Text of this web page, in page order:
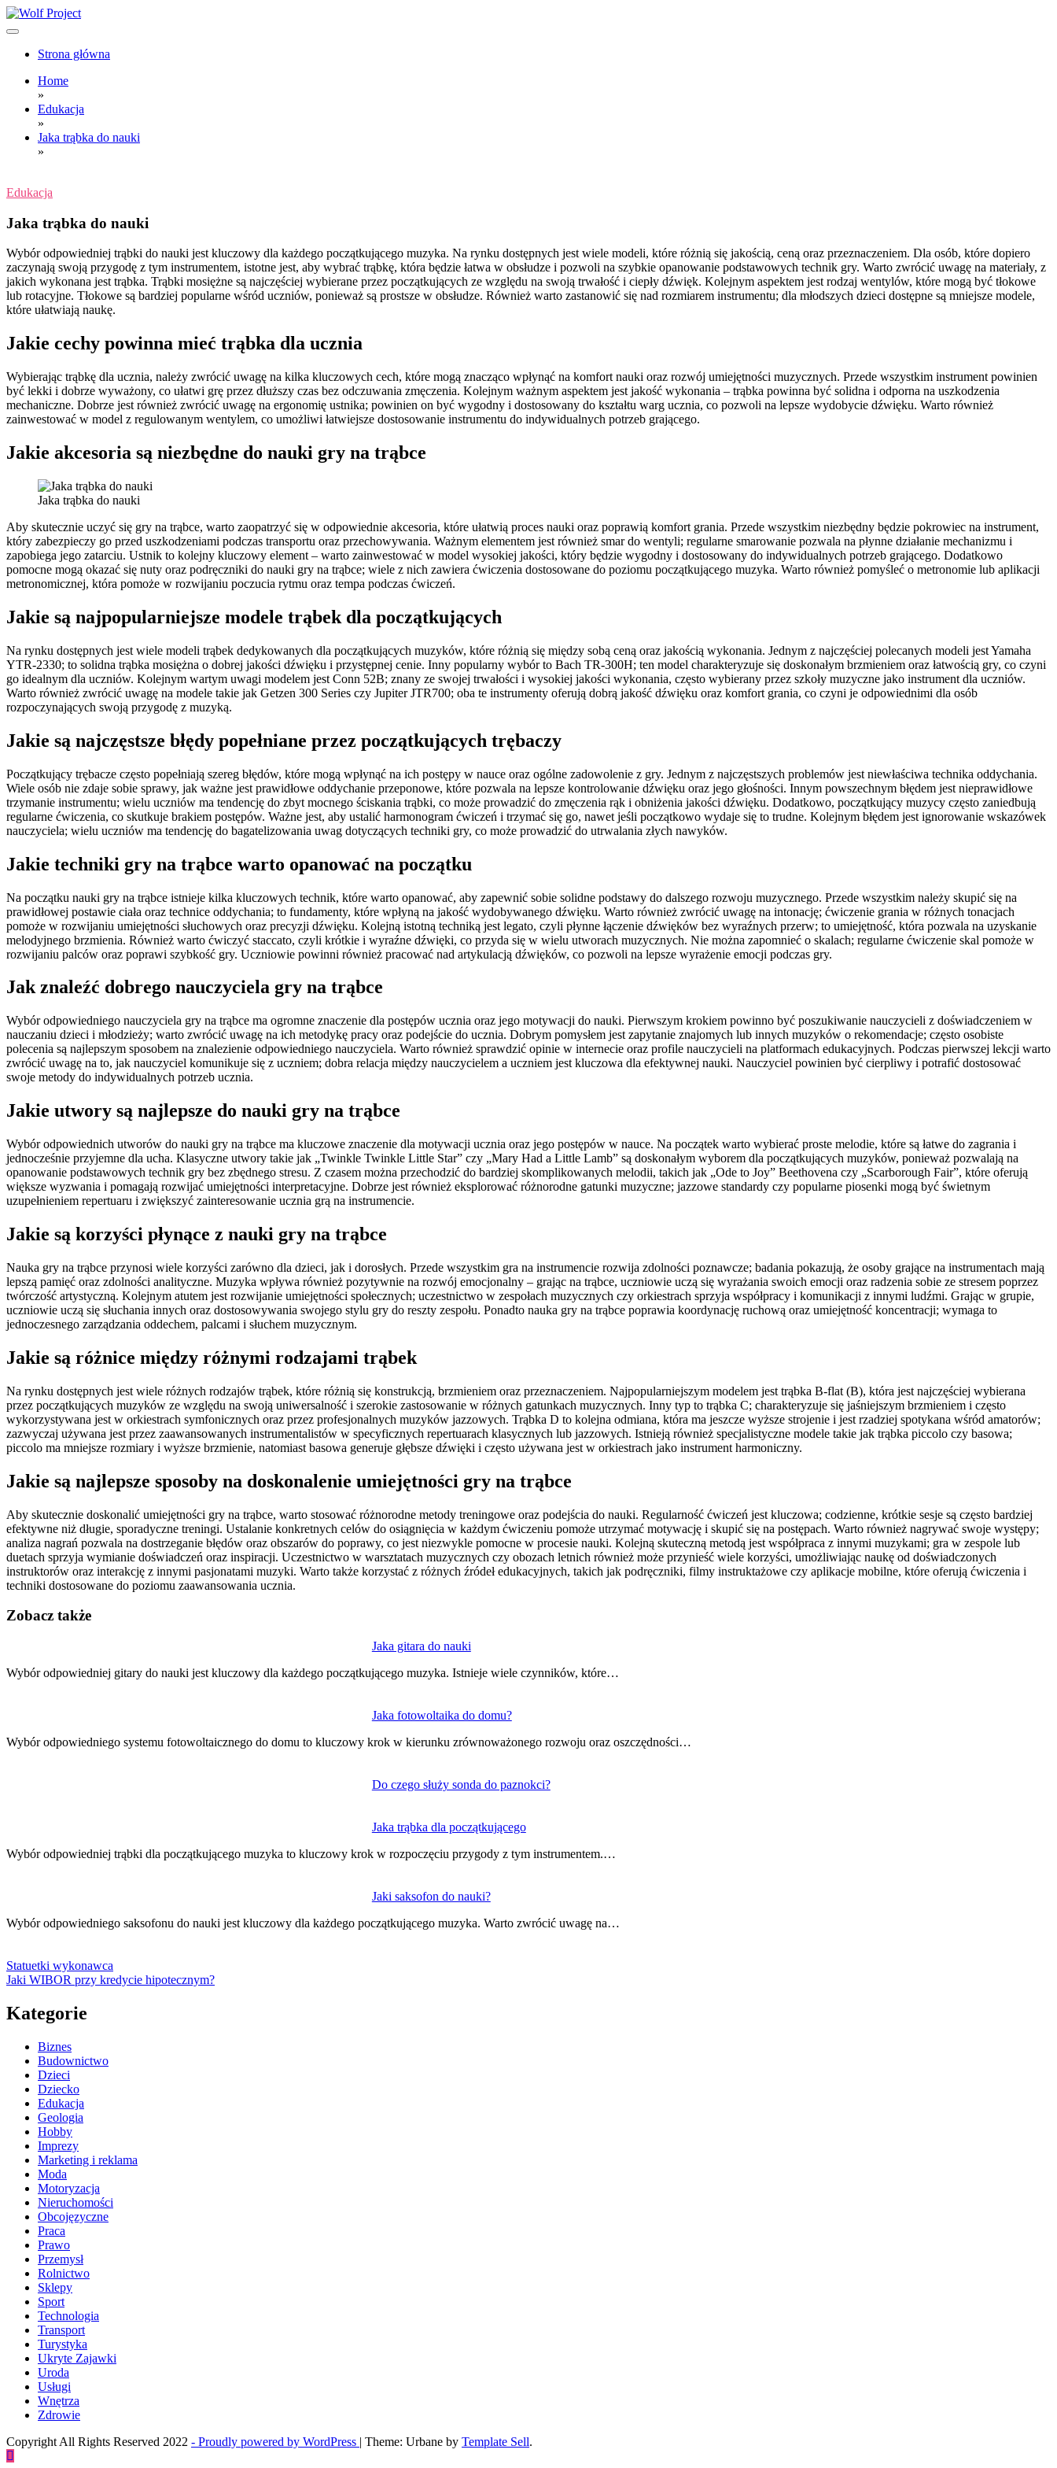
Skip
to
Wolf Project
Strona główna
Home
»
Edukacja
»
Jaka trąbka do nauki
»
Edukacja
Jaka trąbka do nauki
Wybór odpowiedniej trąbki do nauki jest kluczowy dla każdego początkującego muzyka. Na rynku dostępnych jest wiele modeli, które różnią się jakością, ceną oraz przeznaczeniem. Dla osób, które dopiero
zaczynają swoją przygodę z tym instrumentem, istotne jest, aby wybrać trąbkę, która będzie łatwa w obsłudze i pozwoli na szybkie opanowanie podstawowych technik gry. Warto zwrócić uwagę na materiały, z
jakich wykonana jest trąbka. Trąbki mosiężne są najczęściej wybierane przez początkujących ze względu na swoją trwałość i ciepły dźwięk. Kolejnym aspektem jest rodzaj wentylów, które mogą być tłokowe
lub rotacyjne. Tłokowe są bardziej popularne wśród uczniów, ponieważ są prostsze w obsłudze. Również warto zastanowić się nad rozmiarem instrumentu; dla młodszych dzieci dostępne są mniejsze modele,
które ułatwiają naukę.
Jakie cechy powinna mieć trąbka dla ucznia
Wybierając trąbkę dla ucznia, należy zwrócić uwagę na kilka kluczowych cech, które mogą znacząco wpłynąć na komfort nauki oraz rozwój umiejętności muzycznych. Przede wszystkim instrument powinien
być lekki i dobrze wyważony, co ułatwi grę przez dłuższy czas bez odczuwania zmęczenia. Kolejnym ważnym aspektem jest jakość wykonania – trąbka powinna być solidna i odporna na uszkodzenia
mechaniczne. Dobrze jest również zwrócić uwagę na ergonomię ustnika; powinien on być wygodny i dostosowany do kształtu warg ucznia, co pozwoli na lepsze wydobycie dźwięku. Warto również
zainwestować w model z regulowanym wentylem, co umożliwi łatwiejsze dostosowanie instrumentu do indywidualnych potrzeb grającego.
Jakie akcesoria są niezbędne do nauki gry na trąbce
Jaka trąbka do nauki
Aby skutecznie uczyć się gry na trąbce, warto zaopatrzyć się w odpowiednie akcesoria, które ułatwią proces nauki oraz poprawią komfort grania. Przede wszystkim niezbędny będzie pokrowiec na instrument,
który zabezpieczy go przed uszkodzeniami podczas transportu oraz przechowywania. Ważnym elementem jest również smar do wentyli; regularne smarowanie pozwala na płynne działanie mechanizmu i
zapobiega jego zatarciu. Ustnik to kolejny kluczowy element – warto zainwestować w model wysokiej jakości, który będzie wygodny i dostosowany do indywidualnych potrzeb grającego. Dodatkowo
pomocne mogą okazać się nuty oraz podręczniki do nauki gry na trąbce; wiele z nich zawiera ćwiczenia dostosowane do poziomu początkującego muzyka. Warto również pomyśleć o metronomie lub aplikacji
metronomicznej, która pomoże w rozwijaniu poczucia rytmu oraz tempa podczas ćwiczeń.
Jakie są najpopularniejsze modele trąbek dla początkujących
Na rynku dostępnych jest wiele modeli trąbek dedykowanych dla początkujących muzyków, które różnią się między sobą ceną oraz jakością wykonania. Jednym z najczęściej polecanych modeli jest Yamaha
YTR-2330; to solidna trąbka mosiężna o dobrej jakości dźwięku i przystępnej cenie. Inny popularny wybór to Bach TR-300H; ten model charakteryzuje się doskonałym brzmieniem oraz łatwością gry, co czyni
go idealnym dla uczniów. Kolejnym wartym uwagi modelem jest Conn 52B; znany ze swojej trwałości i wysokiej jakości wykonania, często wybierany przez szkoły muzyczne jako instrument dla uczniów.
Warto również zwrócić uwagę na modele takie jak Getzen 300 Series czy Jupiter JTR700; oba te instrumenty oferują dobrą jakość dźwięku oraz komfort grania, co czyni je odpowiednimi dla osób
rozpoczynających swoją przygodę z muzyką.
Jakie są najczęstsze błędy popełniane przez początkujących trębaczy
Początkujący trębacze często popełniają szereg błędów, które mogą wpłynąć na ich postępy w nauce oraz ogólne zadowolenie z gry. Jednym z najczęstszych problemów jest niewłaściwa technika oddychania.
Wiele osób nie zdaje sobie sprawy, jak ważne jest prawidłowe oddychanie przeponowe, które pozwala na lepsze kontrolowanie dźwięku oraz jego głośności. Innym powszechnym błędem jest nieprawidłowe
trzymanie instrumentu; wielu uczniów ma tendencję do zbyt mocnego ściskania trąbki, co może prowadzić do zmęczenia rąk i obniżenia jakości dźwięku. Dodatkowo, początkujący muzycy często zaniedbują
regularne ćwiczenia, co skutkuje brakiem postępów. Ważne jest, aby ustalić harmonogram ćwiczeń i trzymać się go, nawet jeśli początkowo wydaje się to trudne. Kolejnym błędem jest ignorowanie wskazówek
nauczyciela; wielu uczniów ma tendencję do bagatelizowania uwag dotyczących techniki gry, co może prowadzić do utrwalania złych nawyków.
Jakie techniki gry na trąbce warto opanować na początku
Na początku nauki gry na trąbce istnieje kilka kluczowych technik, które warto opanować, aby zapewnić sobie solidne podstawy do dalszego rozwoju muzycznego. Przede wszystkim należy skupić się na
prawidłowej postawie ciała oraz technice oddychania; to fundamenty, które wpłyną na jakość wydobywanego dźwięku. Warto również zwrócić uwagę na intonację; ćwiczenie grania w różnych tonacjach
pomoże w rozwijaniu umiejętności słuchowych oraz precyzji dźwięku. Kolejną istotną techniką jest legato, czyli płynne łączenie dźwięków bez wyraźnych przerw; to umiejętność, która pozwala na uzyskanie
melodyjnego brzmienia. Również warto ćwiczyć staccato, czyli krótkie i wyraźne dźwięki, co przyda się w wielu utworach muzycznych. Nie można zapomnieć o skalach; regularne ćwiczenie skal pomoże w
rozwijaniu palców oraz poprawi szybkość gry. Uczniowie powinni również pracować nad artykulacją dźwięków, co pozwoli na lepsze wyrażenie emocji podczas gry.
Jak znaleźć dobrego nauczyciela gry na trąbce
Wybór odpowiedniego nauczyciela gry na trąbce ma ogromne znaczenie dla postępów ucznia oraz jego motywacji do nauki. Pierwszym krokiem powinno być poszukiwanie nauczycieli z doświadczeniem w
nauczaniu dzieci i młodzieży; warto zwrócić uwagę na ich metodykę pracy oraz podejście do ucznia. Dobrym pomysłem jest zapytanie znajomych lub innych muzyków o rekomendacje; często osobiste
polecenia są najlepszym sposobem na znalezienie odpowiedniego nauczyciela. Warto również sprawdzić opinie w internecie oraz profile nauczycieli na platformach edukacyjnych. Podczas pierwszej lekcji warto
zwrócić uwagę na to, jak nauczyciel komunikuje się z uczniem; dobra relacja między nauczycielem a uczniem jest kluczowa dla efektywnej nauki. Nauczyciel powinien być cierpliwy i potrafić dostosować
swoje metody do indywidualnych potrzeb ucznia.
Jakie utwory są najlepsze do nauki gry na trąbce
Wybór odpowiednich utworów do nauki gry na trąbce ma kluczowe znaczenie dla motywacji ucznia oraz jego postępów w nauce. Na początek warto wybierać proste melodie, które są łatwe do zagrania i
jednocześnie przyjemne dla ucha. Klasyczne utwory takie jak „Twinkle Twinkle Little Star” czy „Mary Had a Little Lamb” są doskonałym wyborem dla początkujących muzyków, ponieważ pozwalają na
opanowanie podstawowych technik gry bez zbędnego stresu. Z czasem można przechodzić do bardziej skomplikowanych melodii, takich jak „Ode to Joy” Beethovena czy „Scarborough Fair”, które oferują
większe wyzwania i pomagają rozwijać umiejętności interpretacyjne. Dobrze jest również eksplorować różnorodne gatunki muzyczne; jazzowe standardy czy popularne piosenki mogą być świetnym
uzupełnieniem repertuaru i zwiększyć zainteresowanie ucznia grą na instrumencie.
Jakie są korzyści płynące z nauki gry na trąbce
Nauka gry na trąbce przynosi wiele korzyści zarówno dla dzieci, jak i dorosłych. Przede wszystkim gra na instrumencie rozwija zdolności poznawcze; badania pokazują, że osoby grające na instrumentach mają
lepszą pamięć oraz zdolności analityczne. Muzyka wpływa również pozytywnie na rozwój emocjonalny – grając na trąbce, uczniowie uczą się wyrażania swoich emocji oraz radzenia sobie ze stresem poprzez
twórczość artystyczną. Kolejnym atutem jest rozwijanie umiejętności społecznych; uczestnictwo w zespołach muzycznych czy orkiestrach sprzyja współpracy i komunikacji z innymi ludźmi. Grając w grupie,
uczniowie uczą się słuchania innych oraz dostosowywania swojego stylu gry do reszty zespołu. Ponadto nauka gry na trąbce poprawia koordynację ruchową oraz umiejętność koncentracji; wymaga to
jednoczesnego zarządzania oddechem, palcami i słuchem muzycznym.
Jakie są różnice między różnymi rodzajami trąbek
Na rynku dostępnych jest wiele różnych rodzajów trąbek, które różnią się konstrukcją, brzmieniem oraz przeznaczeniem. Najpopularniejszym modelem jest trąbka B-flat (B), która jest najczęściej wybierana
przez początkujących muzyków ze względu na swoją uniwersalność i szerokie zastosowanie w różnych gatunkach muzycznych. Inny typ to trąbka C; charakteryzuje się jaśniejszym brzmieniem i często
wykorzystywana jest w orkiestrach symfonicznych oraz przez profesjonalnych muzyków jazzowych. Trąbka D to kolejna odmiana, która ma jeszcze wyższe strojenie i jest rzadziej spotykana wśród amatorów;
zazwyczaj używana jest przez zaawansowanych instrumentalistów w specyficznych repertuarach klasycznych lub jazzowych. Istnieją również specjalistyczne modele takie jak trąbka piccolo czy basowa;
piccolo ma mniejsze rozmiary i wyższe brzmienie, natomiast basowa generuje głębsze dźwięki i często używana jest w orkiestrach jako instrument harmoniczny.
Jakie są najlepsze sposoby na doskonalenie umiejętności gry na trąbce
Aby skutecznie doskonalić umiejętności gry na trąbce, warto stosować różnorodne metody treningowe oraz podejścia do nauki. Regularność ćwiczeń jest kluczowa; codzienne, krótkie sesje są często bardziej
efektywne niż długie, sporadyczne treningi. Ustalanie konkretnych celów do osiągnięcia w każdym ćwiczeniu pomoże utrzymać motywację i skupić się na postępach. Warto również nagrywać swoje występy;
analiza nagrań pozwala na dostrzeganie błędów oraz obszarów do poprawy, co jest niezwykle pomocne w procesie nauki. Kolejną skuteczną metodą jest współpraca z innymi muzykami; gra w zespole lub
duetach sprzyja wymianie doświadczeń oraz inspiracji. Uczestnictwo w warsztatach muzycznych czy obozach letnich również może przynieść wiele korzyści, umożliwiając naukę od doświadczonych
instruktorów oraz interakcję z innymi pasjonatami muzyki. Warto także korzystać z różnych źródeł edukacyjnych, takich jak podręczniki, filmy instruktażowe czy aplikacje mobilne, które oferują ćwiczenia i
techniki dostosowane do poziomu zaawansowania ucznia.
Zobacz także
Jaka gitara do nauki
Wybór odpowiedniej gitary do nauki jest kluczowy dla każdego początkującego muzyka. Istnieje wiele czynników, które…
Jaka fotowoltaika do domu?
Wybór odpowiedniego systemu fotowoltaicznego do domu to kluczowy krok w kierunku zrównoważonego rozwoju oraz oszczędności…
Do czego służy sonda do paznokci?
Jaka trąbka dla początkującego
Wybór odpowiedniej trąbki dla początkującego muzyka to kluczowy krok w rozpoczęciu przygody z tym instrumentem.…
Jaki saksofon do nauki?
Wybór odpowiedniego saksofonu do nauki jest kluczowy dla każdego początkującego muzyka. Warto zwrócić uwagę na…
wpisu
Statuetki wykonawca
Jaki WIBOR przy kredycie hipotecznym?
Kategorie
Biznes
Budownictwo
Dzieci
Dziecko
Edukacja
Geologia
Hobby
Imprezy
Marketing i reklama
Moda
Motoryzacja
Nieruchomości
Obcojęzyczne
Praca
Prawo
Przemysł
Rolnictwo
Sklepy
Sport
Technologia
Transport
Turystyka
Ukryte Zajawki
Uroda
Usługi
Wnętrza
Zdrowie
Copyright All Rights Reserved 2022 - Proudly powered by WordPress | Theme: Urbane by Template Sell.